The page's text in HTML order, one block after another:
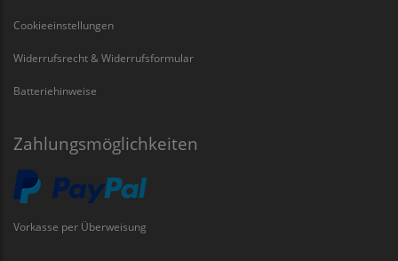
Cookieeinstellungen
Widerrufsrecht & Widerrufsformular
Batteriehinweise
Zahlungsmöglichkeiten
Vorkasse per Überweisung